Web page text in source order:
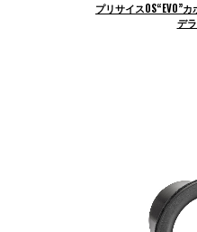
プリサイスOS“EVO”カ
デ